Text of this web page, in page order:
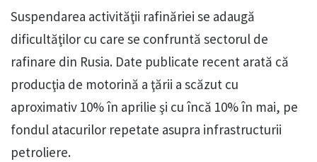
Suspendarea activităţii rafinăriei se adaugă
dificultăţilor cu care se confruntă sectorul de
rafinare din Rusia. Date publicate recent arată că
producţia de motorină a ţării a scăzut cu
aproximativ 10% în aprilie şi cu încă 10% în mai, pe
fondul atacurilor repetate asupra infrastructurii
petroliere.